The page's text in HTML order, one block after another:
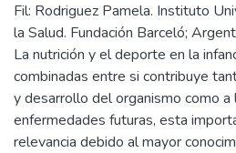
Fil: Rodriguez Pamela. Instituto
la Salud. Fundación Barceló;
La nutrición y el deporte en la
combinadas entre si contribuye
y desarrollo del organismo como a
enfermedades futuras, esta
relevancia debido al mayor